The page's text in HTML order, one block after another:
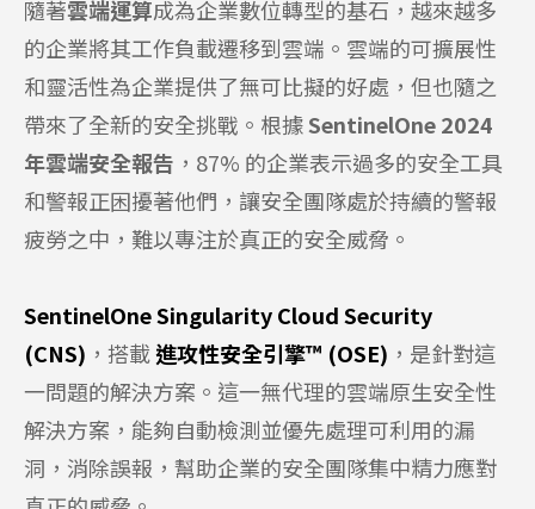
隨著雲端運算成為企業數位轉型的基石，越來越多
的企業將其工作負載遷移到雲端。雲端的可擴展性
和靈活性為企業提供了無可比擬的好處，但也隨之
帶來了全新的安全挑戰。根據SentinelOne 2024
年雲端安全報告 ，87% 的企業表示過多的安全工具
和警報正困擾著他們，讓安全團隊處於持續的警報
疲勞之中，難以專注於真正的安全威脅。
SentinelOne Singularity Cloud Security
(CNS) ，搭載進攻性安全引擎™ (OSE) ，是針對這
一問題的解決方案。這一無代理的雲端原生安全性
解決方案，能夠自動檢測並優先處理可利用的漏
洞，消除誤報，幫助企業的安全團隊集中精力應對